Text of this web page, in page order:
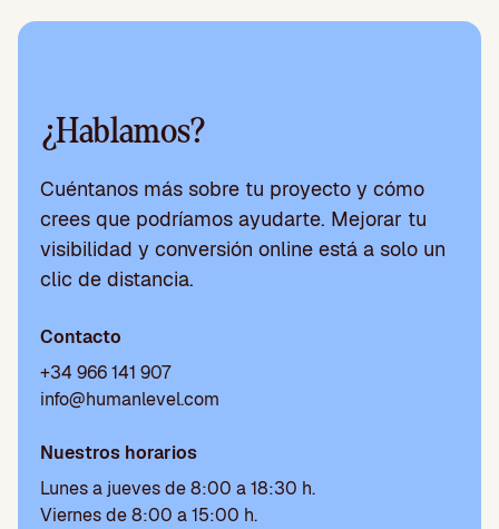
¿Hablamos?
Cuéntanos más sobre tu proyecto y cómo
crees que podríamos ayudarte. Mejorar tu
visibilidad y conversión online está a solo un
clic de distancia.
Contacto
+34 966 141 907
info@humanlevel.com
Nuestros horarios
Lunes a jueves de 8:00 a 18:30 h.
Viernes de 8:00 a 15:00 h.